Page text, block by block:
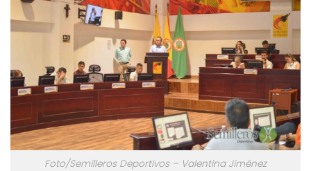
Foto/Semilleros Deportivos – Valentina Jiménez